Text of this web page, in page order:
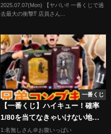
#ヒロアカ #一番くじ #フィギュ
ア #shrots 紡ぐ力 爆豪勝己 緑谷
2025.07.07(Mon) 【ヤバい‼︎ 一番くじで過
去最大の衝撃⁉︎ 店員さん...
一番くじ
【一番くじ】ハイキュー！確率
1/80を当てなきゃいけない地獄
企画。宮兄弟コンプまで帰れま
1:名無しさん＠お腹いっぱい